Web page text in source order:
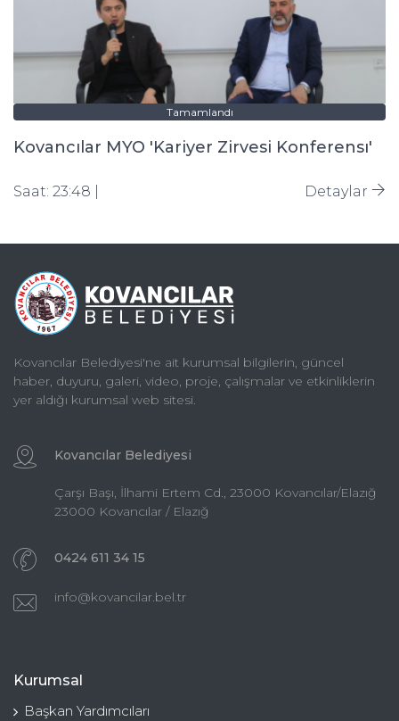
Tamamlandı
Kovancılar MYO 'Kariyer Zirvesi Konferensı'
Saat: 23:48 | Detaylar
Kovancılar Belediyesi'ne ait kurumsal bilgilerin, güncel
haber, duyuru, galeri, video, proje, çalışmalar ve etkinliklerin
yer aldığı kurumsal web sitesi.
Kovancılar Belediyesi
Çarşı Başı, İlhami Ertem Cd., 23000 Kovancılar/Elazığ
23000 Kovancılar / Elazığ
0424 611 34 15
info@kovancilar.bel.tr
Kurumsal
Başkan Yardımcıları